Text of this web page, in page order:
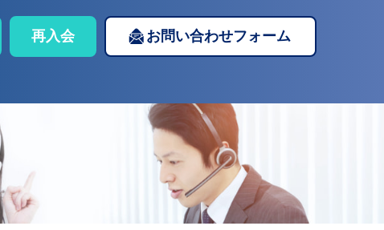
再入会 お問い合わせフォーム